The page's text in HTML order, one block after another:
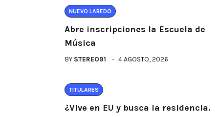
NUEVO LAREDO
Abre inscripciones la Escuela de
Música
BY STEREO91 4 AGOSTO, 2026
TITULARES
¿Vive en EU y busca la residencia.